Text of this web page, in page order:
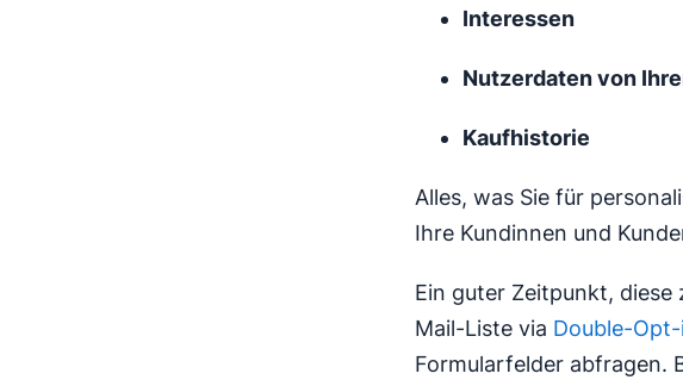
Interessen
Nutzerdaten von
Kaufhistorie
Alles, was Sie für
Ihre Kundinnen und
Ein guter Zeitpunkt,
Mail-Liste via Double-
Formularfelder abfragen.